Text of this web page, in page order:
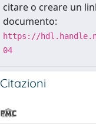
citare o creare un
documento:
https://
04
Citazioni